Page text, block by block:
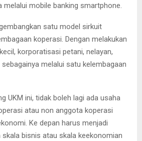
melalui mobile banking smartphone.
satu model sirkuit
koperasi. Dengan melakukan
korporatisasi petani, nelayan,
melalui satu kelembagaan
UKM ini, tidak boleh lagi ada usaha
atau non anggota koperasi
Ke depan harus menjadi
bisnis atau skala keekonomian